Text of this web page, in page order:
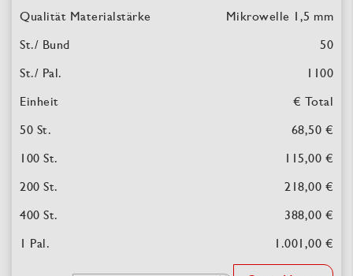
Mikrowelle 1,5 mm
50
1100
€ Total
68,50 €
115,00 €
218,00 €
388,00 €
1.001,00 €